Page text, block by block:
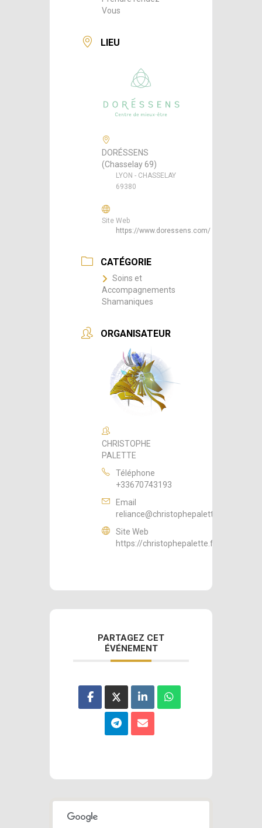
Vous
LIEU
DORÉSSENS
(Chasselay 69)
LYON - CHASSELAY
69380
Site Web
https://www.doressens.com/
CATÉGORIE
Soins et
Accompagnements
Shamaniques
ORGANISATEUR
CHRISTOPHE
PALETTE
Téléphone
+33670743193
Email
reliance@christophepalette.fr
Site Web
https://christophepalette.fr
PARTAGEZ CET
ÉVÉNEMENT